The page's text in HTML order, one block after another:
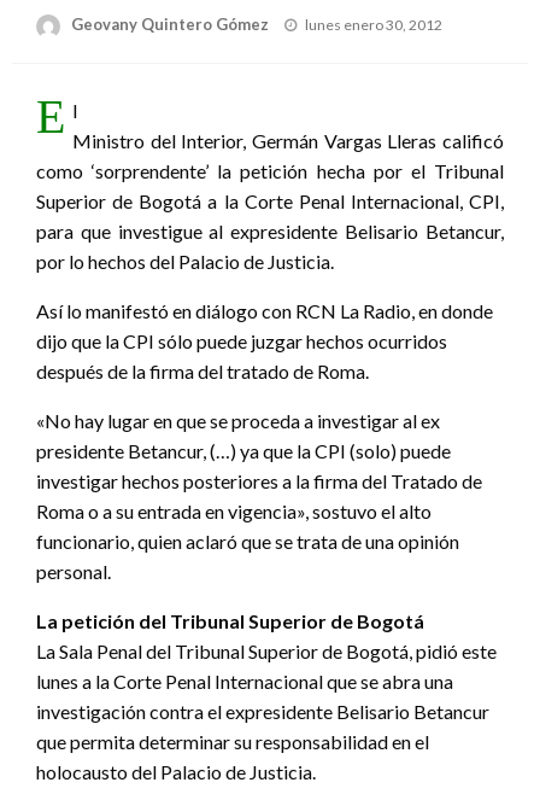
Geovany Quintero Gómez
Publicado
lunes enero 30, 2012
E l
Ministro del Interior, Germán Vargas Lleras calificó
como ‘sorprendente’ la petición hecha por el Tribunal
Superior de Bogotá a la Corte Penal Internacional, CPI,
para que investigue al expresidente Belisario Betancur,
por lo hechos del Palacio de Justicia.
Así lo manifestó en diálogo con RCN La Radio, en donde
dijo que la CPI sólo puede juzgar hechos ocurridos
después de la firma del tratado de Roma.
«No hay lugar en que se proceda a investigar al ex
presidente Betancur, (…) ya que la CPI (solo) puede
investigar hechos posteriores a la firma del Tratado de
Roma o a su entrada en vigencia», sostuvo el alto
funcionario, quien aclaró que se trata de una opinión
personal.
La petición del Tribunal Superior de Bogotá
La Sala Penal del Tribunal Superior de Bogotá, pidió este
lunes a la Corte Penal Internacional que se abra una
investigación contra el expresidente Belisario Betancur
que permita determinar su responsabilidad en el
holocausto del Palacio de Justicia.